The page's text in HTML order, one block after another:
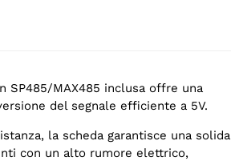
SP485/MAX485 inclusa offre una
del segnale efficiente a 5V.
la scheda garantisce una solida
con un alto rumore elettrico,